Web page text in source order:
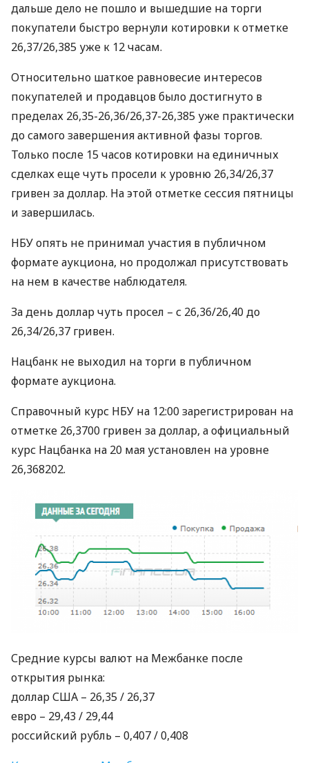
дальше дело не пошло и вышедшие на торги
покупатели быстро вернули котировки к отметке
26,37/26,385 уже к 12 часам.
Относительно шаткое равновесие интересов
покупателей и продавцов было достигнуто в
пределах 26,35-26,36/26,37-26,385 уже практически
до самого завершения активной фазы торгов.
Только после 15 часов котировки на единичных
сделках еще чуть просели к уровню 26,34/26,37
гривен за доллар. На этой отметке сессия пятницы
и завершилась.
НБУопять не принимал участия в публичном
формате аукциона, но продолжал присутствовать
на нем в качестве наблюдателя.
За день доллар чуть просел – с 26,36/26,40 до
26,34/26,37 гривен.
Нацбанк не выходил на торги в публичном
формате аукциона.
Справочный курс НБУ на 12:00 зарегистрирован на
отметке 26,3700 гривен за доллар, а официальный
курс Нацбанка на 20 мая установлен на уровне
26,368202.
Средние курсы валют на Межбанке после
открытия рынка:
долларСША – 26,35 / 26,37
евро – 29,43 / 29,44
российский рубль – 0,407 / 0,408